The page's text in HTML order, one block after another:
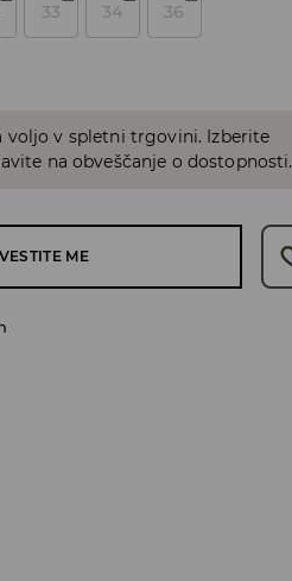
33 34 36
voljo v spletni trgovini. Izberite
na obveščanje o dostopnosti.
ME